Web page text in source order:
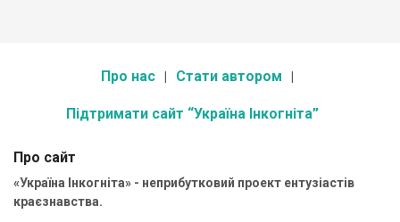
Про нас Стати автором
Підтримати сайт “Україна Інкогніта”
Про сайт
«Україна Інкогніта» - неприбутковий проект ентузіастів
краєзнавства.